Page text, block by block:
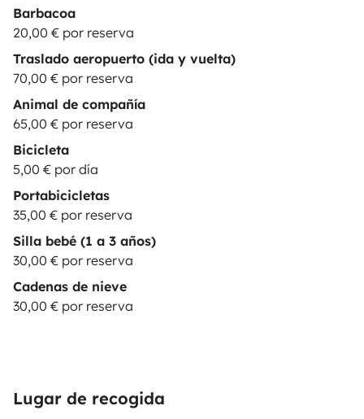
Barbacoa
20,00 € por reserva
Traslado aeropuerto (ida y vuelta)
70,00 € por reserva
Animal de compañía
65,00 € por reserva
Bicicleta
5,00 € por día
Portabicicletas
35,00 € por reserva
Silla bebé (1 a 3 años)
30,00 € por reserva
Cadenas de nieve
30,00 € por reserva
Lugar de recogida